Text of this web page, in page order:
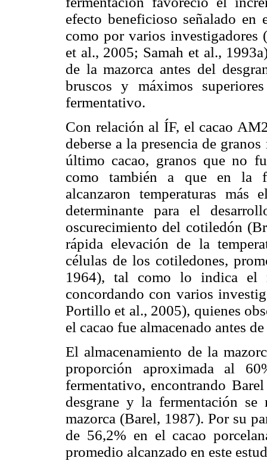
efecto beneficioso señalado
como por varios
et al., 2005; Samah et al.,
de la mazorca antes del
bruscos y máximos
fermentativo.
Con relación al ÍF, el cacao
deberse a la presencia de
último cacao, granos que no
como también a que en la
alcanzaron temperaturas
determinante para el
oscurecimiento del cotiledón
rápida elevación de la
células de los cotiledones,
1964), tal como lo indica el
concordando con varios
Portillo et al., 2005), quienes
el cacao fue almacenado antes
El almacenamiento de la
proporción aproximada al
fermentativo, encon­trando
desgrane y la fermentación
mazorca (Barel, 1987). Por su
de 56,2% en el cacao
promedio alcanzado en este